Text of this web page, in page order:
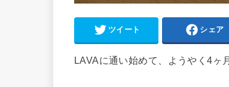
ツイート シェア
LAVAに通い始めて、ようやく4ヶ